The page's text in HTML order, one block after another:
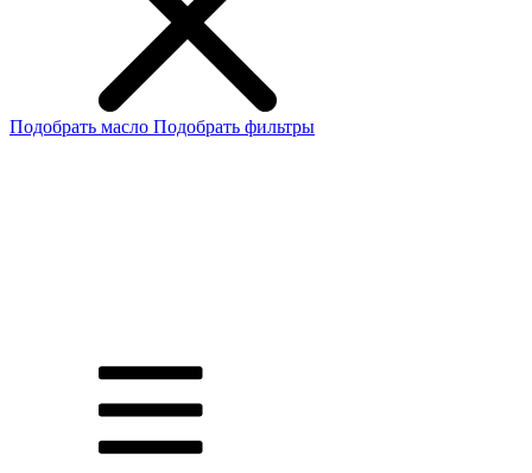
Подобрать масло Подобрать фильтры